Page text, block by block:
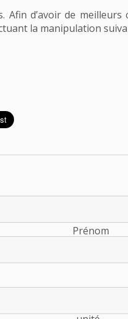
d’avoir de meilleurs
la manipulation